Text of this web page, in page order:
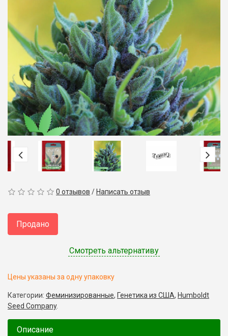
0 отзывов / Написать отзыв
Продано
Смотреть альтернативу
Цены указаны за одну упаковку
Категории: Феминизированные, Генетика из США, Humboldt
Seed Company.
Описание